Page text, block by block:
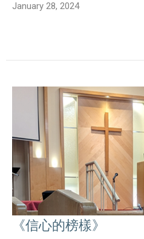
January 28, 2024
《信心的榜樣》